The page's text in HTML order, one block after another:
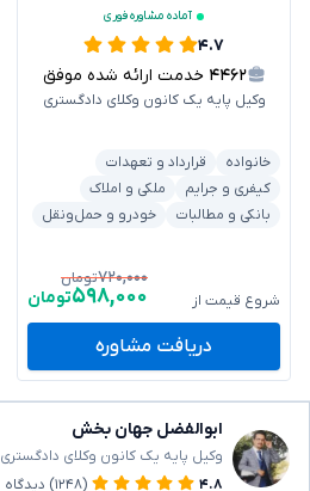
آماده مشاوره فوری
۴.۷
۴۴۶۲ خدمت ارائه شده موفق
وکیل پایه یک کانون وکلای دادگستری
خانواده
قرارداد و تعهدات
کیفری و جرایم
ملکی و املاک
بانکی و مطالبات
خودرو و حمل‌ونقل
شروع قیمت از
۷۲۰,۰۰۰تومان
۵۹۸,۰۰۰تومان
دریافت مشاوره
ابوالفضل جهان بخش
وکیل پایه یک کانون وکلای دادگستری
۴.۸
(۱۲۴۸) دیدگاه